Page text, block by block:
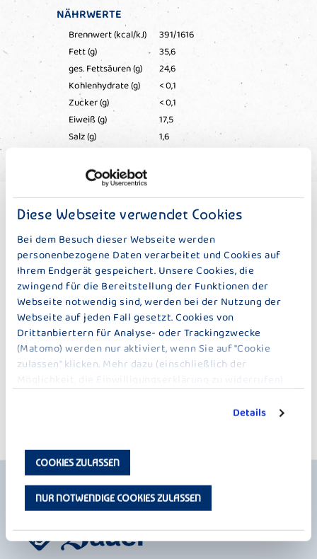
Diese Webseite verwendet Cookies
Bei dem Besuch dieser Webseite werden
personenbezogene Daten verarbeitet und Cookies auf
Ihrem Endgerät gespeichert. Unsere Cookies, die
zwingend für die Bereitstellung der Funktionen der
Webseite notwendig sind, werden bei der Nutzung der
Webseite auf jeden Fall gesetzt. Cookies von
Drittanbiertern für Analyse- oder Trackingzwecke
(Matomo) werden nur aktiviert, wenn Sie auf "Cookie
zulassen" klicken. Mehr dazu (einschließlich der
Möglichkeit, die Einwilligungserklärung zu widerrufen)
Details
COOKIES ZULASSEN
NUR NOTWENDIGE COOKIES ZULASSEN
NÄHRWERTE
Brennwert (kcal/kJ)
391/1616
Fett (g)
35,6
ges. Fettsäuren (g)
24,6
Kohlenhydrate (g)
< 0,1
Zucker (g)
< 0,1
Eiweiß (g)
17,5
Salz (g)
1,6
WEITERE PRODUKTE
FEINER EDELSCHIMMEL – 150 G
WEICHKÄSE
WEICHKÄSE
FEINER EDELSCHIMMEL BLACK